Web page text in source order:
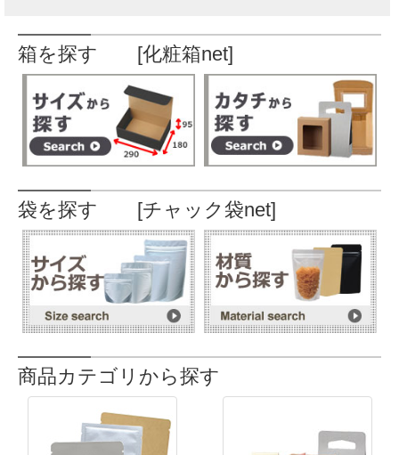
箱を探す [化粧箱net]
袋を探す [チャック袋net]
商品カテゴリから探す